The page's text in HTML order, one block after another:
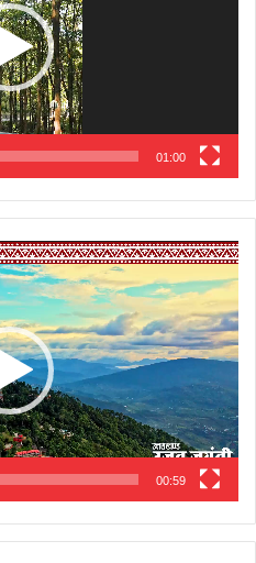
01:00
00:59